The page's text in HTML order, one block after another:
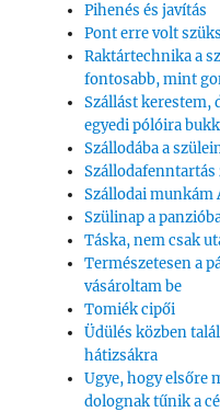
Pihenés és javítás
Pont erre volt
Raktártechnika a
fontosabb, mint
Szállást kerestem,
egyedi pólóira
Szállodába a
Szállodafenntartás
Szállodai
Szülinap a
Táska, nem csak
Természetesen a
vásároltam be
Tomiék cipői
Üdülés közben
hátizsákra
Ugye, hogy elsőre
dolognak tűnik a